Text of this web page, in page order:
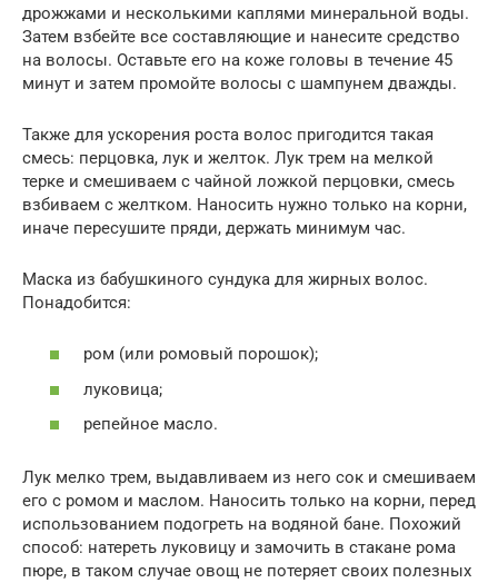
дрожжами и несколькими каплями минеральной воды.
Затем взбейте все составляющие и нанесите средство
на волосы. Оставьте его на коже головы в течение 45
минут и затем промойте волосы с шампунем дважды.
Также для ускорения роста волос пригодится такая
смесь: перцовка, лук и желток. Лук трем на мелкой
терке и смешиваем с чайной ложкой перцовки, смесь
взбиваем с желтком. Наносить нужно только на корни,
иначе пересушите пряди, держать минимум час.
Маска из бабушкиного сундука для жирных волос.
Понадобится:
ром (или ромовый порошок);
луковица;
репейное масло.
Лук мелко трем, выдавливаем из него сок и смешиваем
его с ромом и маслом. Наносить только на корни, перед
использованием подогреть на водяной бане. Похожий
способ: натереть луковицу и замочить в стакане рома
пюре, в таком случае овощ не потеряет своих полезных